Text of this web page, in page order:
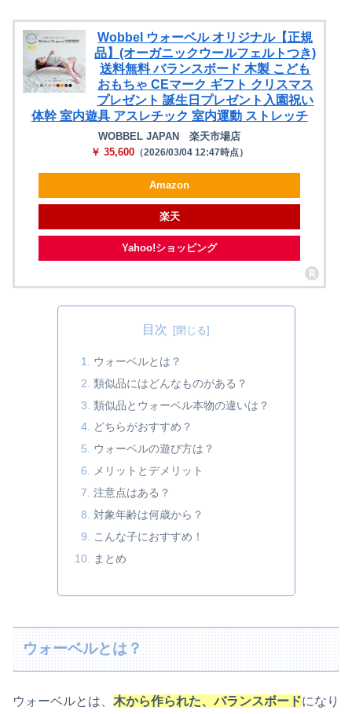
Wobbel ウォーベル オリジナル【正規
品】(オーガニックウールフェルトつき)
送料無料 バランスボード 木製 こども
おもちゃ CEマーク ギフト クリスマス
プレゼント 誕生日プレゼント入園祝い
体幹 室内遊具 アスレチック 室内運動 ストレッチ
WOBBEL JAPAN 楽天市場店
￥ 35,600 （2026/03/04 12:47時点）
Amazon
楽天
Yahoo!ショッピング
目次
ウォーベルとは？
類似品にはどんなものがある？
類似品とウォーベル本物の違いは？
どちらがおすすめ？
ウォーベルの遊び方は？
メリットとデメリット
注意点はある？
対象年齢は何歳から？
こんな子におすすめ！
まとめ
ウォーベルとは？
ウォーベルとは、 木から作られた、バランスボードになり